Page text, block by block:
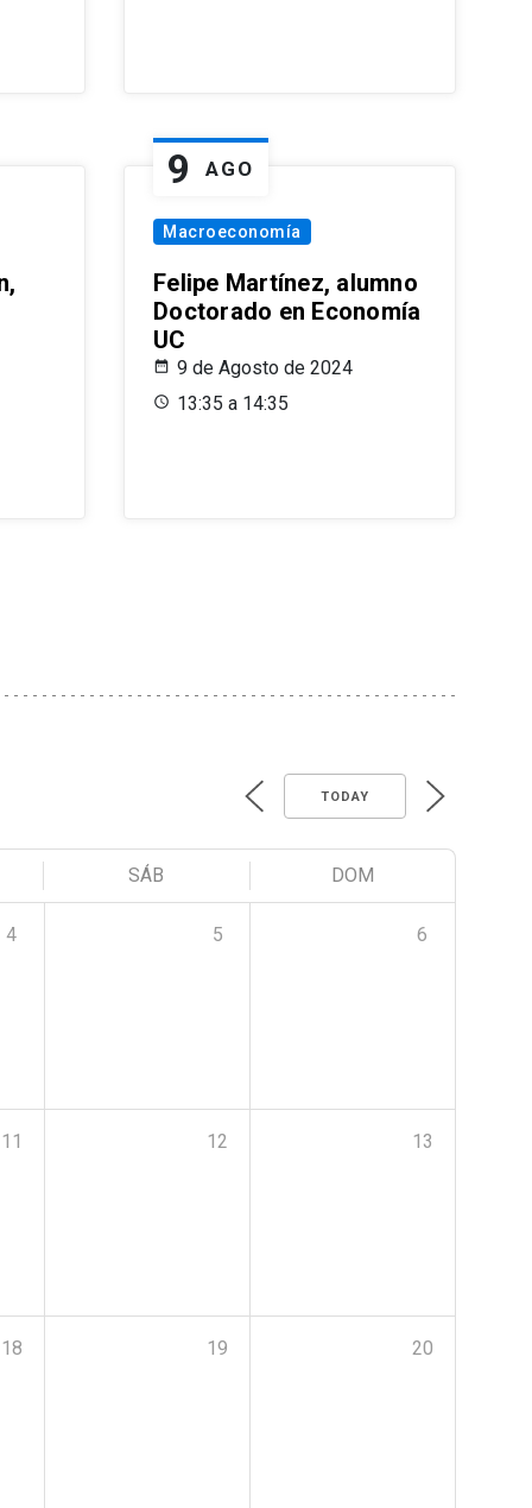
9 AGO
Macroeconomía
Felipe Martínez, alumno
Doctorado en Economía
UC
9 de Agosto de 2024
13:35 a 14:35
TODAY
SÁB DOM
4 5 6
11 12 13
18 19 20